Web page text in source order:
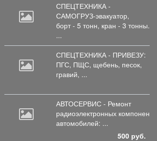
СПЕЦТЕХНИКА -
САМОГРУЗ-эвакуатор,
борт - 5 тонн, кран - 3 тонны.
...
СПЕЦТЕХНИКА - ПРИВЕЗУ:
ПГС, ПЩС, щебень, песок,
гравий, ...
АВТОСЕРВИС - Ремонт
радиоэлектронных
автомобилей: ...
500 руб.